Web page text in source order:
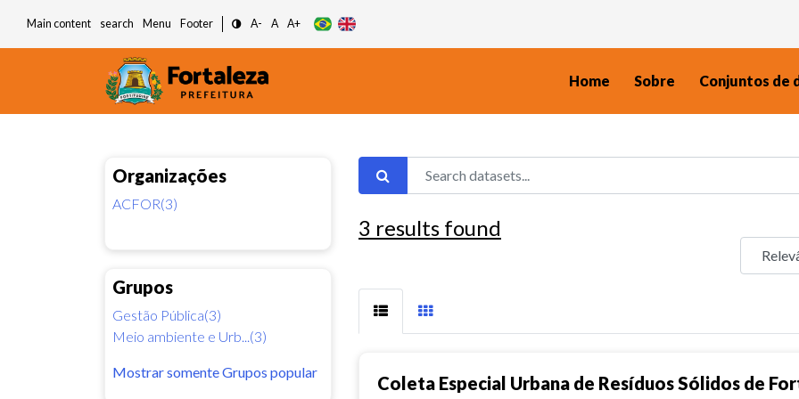
Main content search Menu Footer A- A A+
Home Sobre Conjuntos de
Organizações
ACFOR(3)
Grupos
Gestão Pública(3)
Meio ambiente e Urb...(3)
Mostrar somente Grupos popular
3 results found
Coleta Especial Urbana de Resíduos Sólidos de